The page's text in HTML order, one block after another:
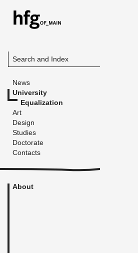
Search and Index
News
University
Equalization
Art
Design
Studies
Doctorate
Contacts
About